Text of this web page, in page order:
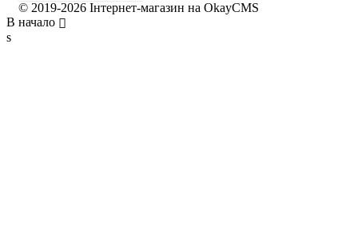
© 2019-2026 Інтернет-магазин на OkayCMS
В начало
s